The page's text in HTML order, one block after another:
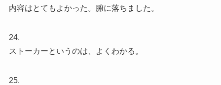
内容はとてもよかった。腑に落ちました。
24.
ストーカーというのは、よくわかる。
25.